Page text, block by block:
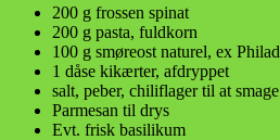
200 g frossen spinat
200 g pasta, fuldkorn
100 g smøreost naturel, ex
1 dåse kikærter, afdryppet
salt, peber, chiliflager til at
Parmesan til drys
Evt. frisk basilikum